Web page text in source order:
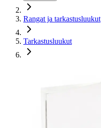
Rangat ja tarkastusluukut
Tarkastusluukut